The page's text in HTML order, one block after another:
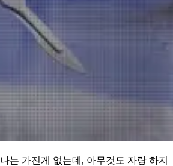
나는 가진게 없는데, 아무것도 자랑 하지